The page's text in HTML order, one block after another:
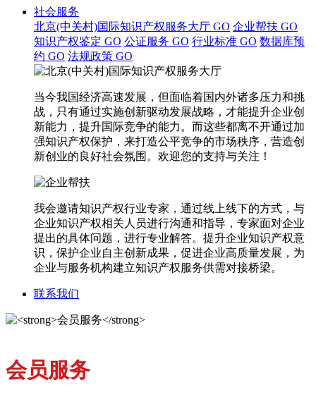
社会服务
北京(中关村)国际知识产权服务大厅 GO 企业帮扶 GO
知识产权鉴定 GO 公证服务 GO 行业标准 GO 数据库预
约 GO 法规政策 GO
当今我国经济高速发展，但面临着国内外诸多压力和挑
战，只有通过实施创新驱动发展战略，才能提升企业创
新能力，提升国际竞争的能力。而这些都离不开通过加
强知识产权保护，来打造公平竞争的市场秩序，营造创
新创业的良好社会氛围。欢迎您的支持与关注！
我会邀请知识产权行业专家，通过线上线下的方式，与
企业知识产权相关人员进行沟通和指导，专家面对企业
提出的具体问题，进行专业解答。提升企业知识产权意
识，保护企业自主创新成果，促进企业高质量发展，为
企业与服务机构建立知识产权服务供需对接桥梁。
联系我们
会员服务